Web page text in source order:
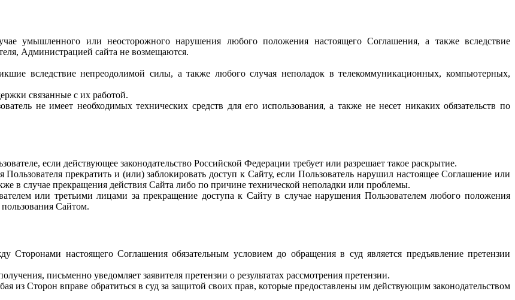
умышленного или неосторожного нарушения любого положения настоящего Соглашения, а также вследствие
Администрацией сайта не возмещаются.
вследствие непреодолимой силы, а также любого случая неполадок в телекоммуникационных, компьютерных,
связанные с их работой.
не имеет необходимых технических средств для его использования, а также не несет никаких обязательств по
если действующее законодательство Российской Федерации требует или разрешает такое раскрытие.
прекратить и (или) заблокировать доступ к Сайту, если Пользователь нарушил настоящее Соглашение или
в случае прекращения действия Сайта либо по причине технической неполадки или проблемы.
или третьими лицами за прекращение доступа к Сайту в случае нарушения Пользователем любого положения
Сайтом.
настоящего Соглашения обязательным условием до обращения в суд является предъявление претензии
письменно уведомляет заявителя претензии о результатах рассмотрения претензии.
из Сторон вправе обратиться в суд за защитой своих прав, которые предоставлены им действующим законодательством